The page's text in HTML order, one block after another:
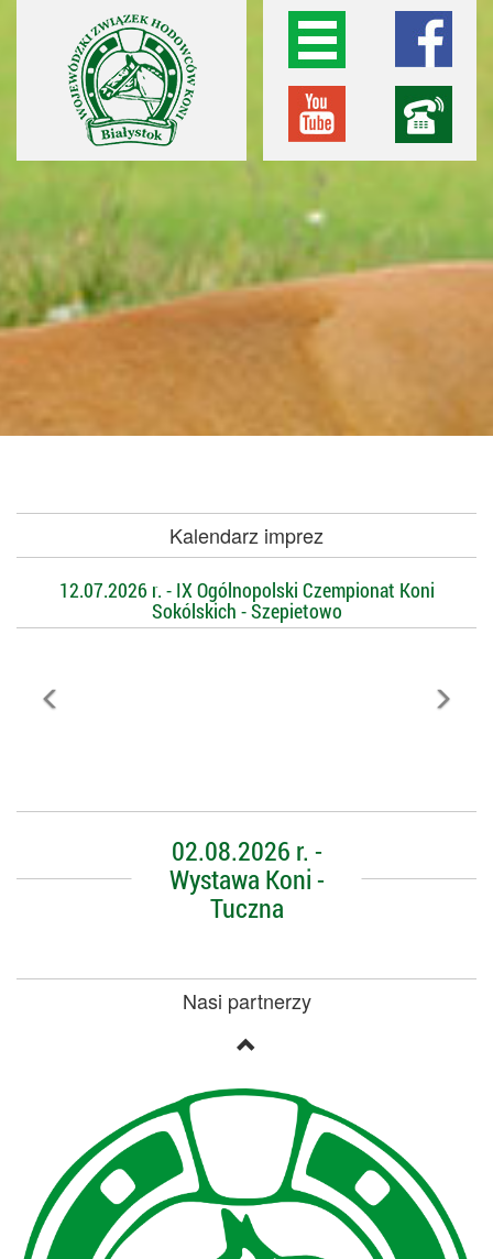
Kalendarz imprez
12.07.2026 r. - IX Ogólnopolski Czempionat Koni
Sokólskich - Szepietowo
02.08.2026 r. -
Wystawa Koni -
Tuczna
Nasi partnerzy